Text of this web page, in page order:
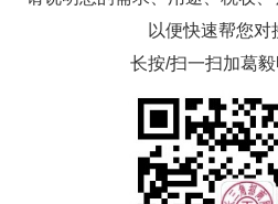
以便快速帮您对
长按/扫一扫加葛